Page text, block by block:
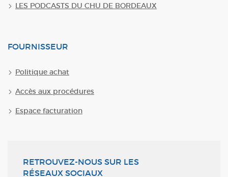
LES PODCASTS DU CHU DE BORDEAUX
FOURNISSEUR
Politique achat
Accès aux procédures
Espace facturation
RETROUVEZ-NOUS SUR LES
RÉSEAUX SOCIAUX